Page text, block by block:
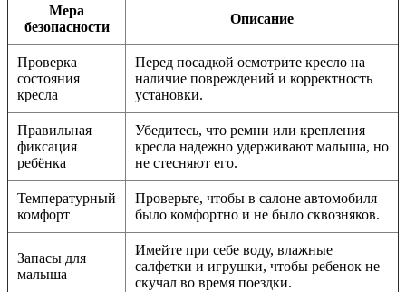
Мера
безопасности
Описание
Проверка
состояния
кресла
Перед посадкой осмотрите кресло на
наличие повреждений и корректность
установки.
Правильная
фиксация
ребёнка
Убедитесь, что ремни или крепления
кресла надежно удерживают малыша, но
не стесняют его.
Температурный
комфорт
Проверьте, чтобы в салоне автомобиля
было комфортно и не было сквозняков.
Запасы для
малыша
Имейте при себе воду, влажные
салфетки и игрушки, чтобы ребенок не
скучал во время поездки.